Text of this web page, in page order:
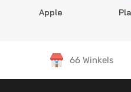
Apple
66 Winkels